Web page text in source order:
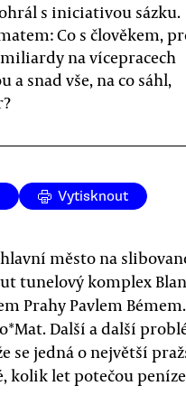
s iniciativou sázku.
Co s člověkem,
na vícepracech
a snad vše, na co sáhl,
Vytisknout
město na
tunelový komplex
Prahy Pavlem
Další a další
se jedná o největší
kolik let potečou